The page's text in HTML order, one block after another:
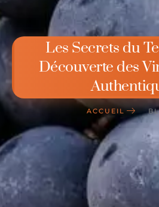
Les Secrets du
Découverte des
ACCUEIL